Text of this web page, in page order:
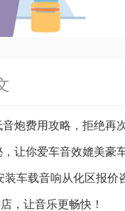
炮费用攻略，拒绝再
让你爱车音效媲美豪
车载音响从化区报价
，让音乐更畅快！